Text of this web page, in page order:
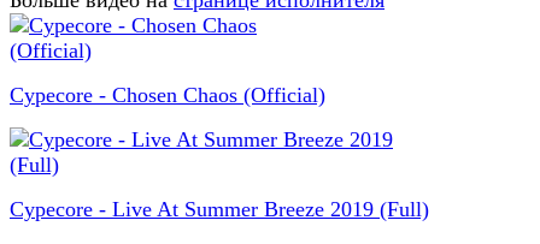
Cypecore - Chosen Chaos (Official)
Cypecore - Live At Summer Breeze 2019 (Full)